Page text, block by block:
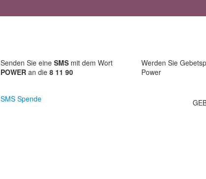
Senden Sie eine SMS mit dem Wort
POWER an die 8 11 90
SMS Spende
Werden Sie
Power